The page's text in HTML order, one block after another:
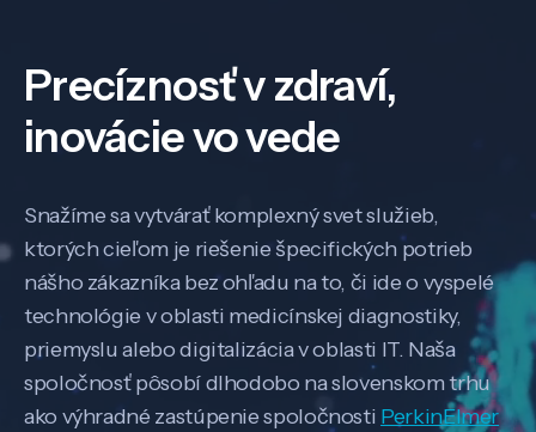
Precíznosť v zdraví,
inovácie vo vede
Snažíme sa vytvárať komplexný svet služieb,
ktorých cieľom je riešenie špecifických potrieb
nášho zákazníka bez ohľadu na to, či ide o vyspelé
technológie v oblasti medicínskej diagnostiky,
priemyslu alebo digitalizácia v oblasti IT. Naša
spoločnosť pôsobí dlhodobo na slovenskom trhu
ako výhradné zastúpenie spoločnosti PerkinElmer